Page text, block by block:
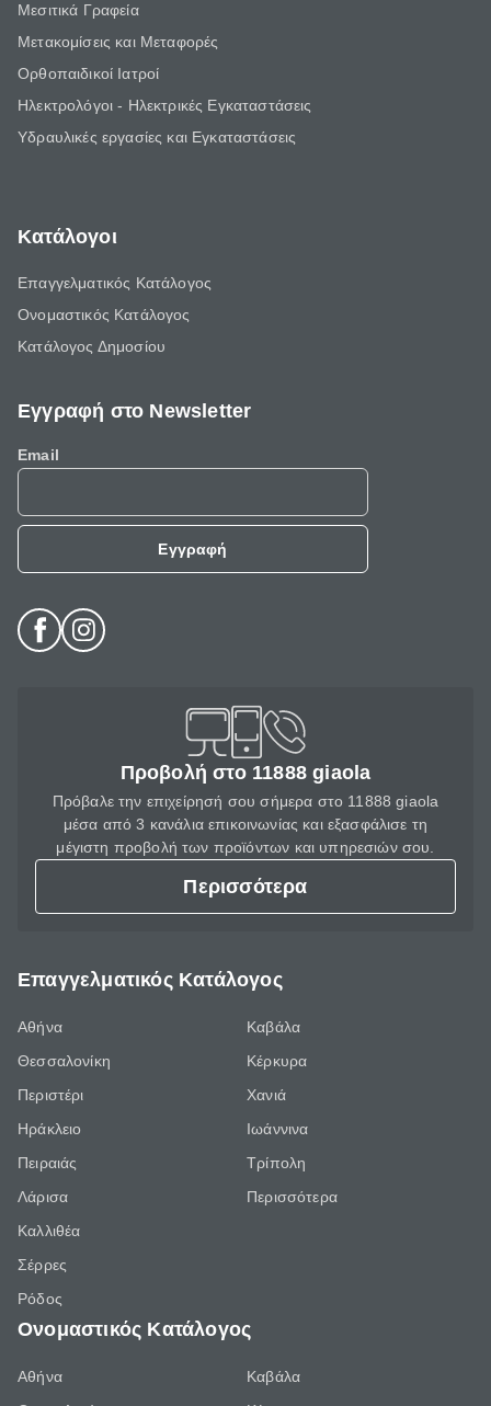
Μεσιτικά Γραφεία
Μετακομίσεις και Μεταφορές
Ορθοπαιδικοί Ιατροί
Ηλεκτρολόγοι - Ηλεκτρικές Εγκαταστάσεις
Υδραυλικές εργασίες και Εγκαταστάσεις
Κατάλογοι
Επαγγελματικός Κατάλογος
Ονομαστικός Κατάλογος
Κατάλογος Δημοσίου
Εγγραφή στο Newsletter
Email
Εγγραφή
Προβολή στο 11888 giaola
Πρόβαλε την επιχείρησή σου σήμερα στο 11888 giaola
μέσα από 3 κανάλια επικοινωνίας και εξασφάλισε τη
μέγιστη προβολή των προϊόντων και υπηρεσιών σου.
Περισσότερα
Επαγγελματικός Κατάλογος
Αθήνα
Θεσσαλονίκη
Περιστέρι
Ηράκλειο
Πειραιάς
Λάρισα
Καλλιθέα
Σέρρες
Ρόδος
Καβάλα
Κέρκυρα
Χανιά
Ιωάννινα
Τρίπολη
Περισσότερα
Ονομαστικός Κατάλογος
Αθήνα
Καβάλα